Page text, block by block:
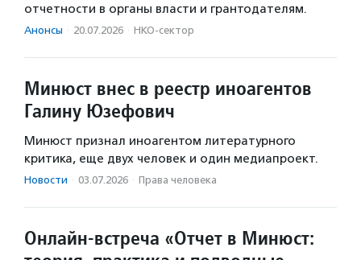
отчетности в органы власти и грантодателям.
Анонсы · 20.07.2026 · НКО-сектор
Минюст внес в реестр иноагентов
Галину Юзефович
Минюст признал иноагентом литературного
критика, еще двух человек и один медиапроект.
Новости · 03.07.2026 · Права человека
Онлайн-встреча «Отчет в Минюст: